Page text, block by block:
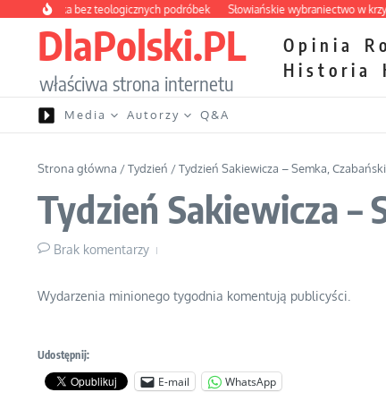
Przejdź do treści
apteczka bez teologicznych podróbek Słowiańskie wybraniectwo w
DlaPolski.PL
właściwa strona internetu
Opinia
Historia
Media Autorzy Q&A
Strona główna /Tydzień /Tydzień Sakiewicza – Semka, Czabański
Tydzień Sakiewicza –
Brak komentarzy
Wydarzenia minionego tygodnia komentują publicyści.
Udostępnij:
E-mail WhatsApp